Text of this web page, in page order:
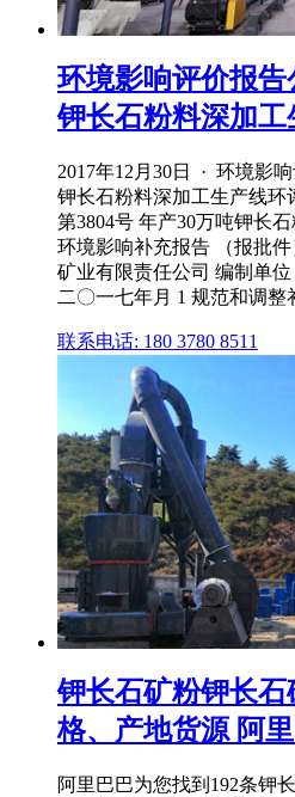
环境影响评价报
钾长石粉料深加工
2017年12月30日 · 环境影
钾长石粉料深加工生产线环
第3804号 年产30万吨钾长
环境影响补充报告 （报批
矿业有限责任公司 编制单
二〇一七年月 1 规范和调整
联系电话: 180 3780 8511
钾长石矿粉钾长
格、产地货源 阿
阿里巴巴为您找到192条钾